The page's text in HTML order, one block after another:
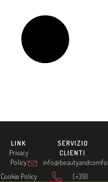
LINK
Privacy
Policy
Cookie Policy
SERVIZIO
CLIENTI
(+39)